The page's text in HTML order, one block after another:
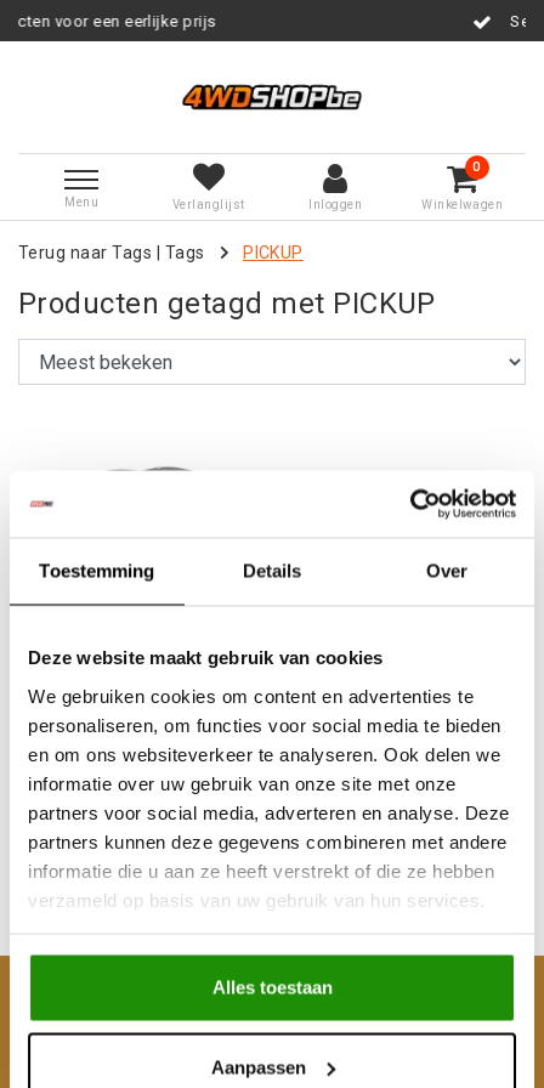
Toestemming Details Over
Deze website maakt gebruik van cookies
We gebruiken cookies om content en advertenties te
personaliseren, om functies voor social media te bieden
en om ons websiteverkeer te analyseren. Ook delen we
informatie over uw gebruik van onze site met onze
partners voor social media, adverteren en analyse. Deze
partners kunnen deze gegevens combineren met andere
informatie die u aan ze heeft verstrekt of die ze hebben
verzameld op basis van uw gebruik van hun services.
Alles toestaan
Aanpassen
een eerlijke prijs Service na
Menu Verlanglijst Inloggen
0
Winkelwagen
Terug naar Tags Tags PICKUP
Producten getagd met PICKUP
MANANO RACER
WIT/BLACK/GRAY
€234,71
Excl. btw
Incl. btw